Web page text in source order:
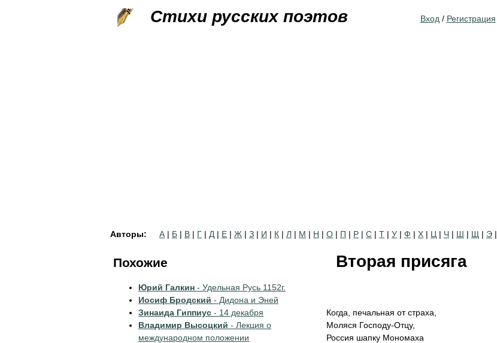
Стихи русских поэтов Вход / Регистрация
Авторы: А | Б | В | Г | Д | Е | Ж | З | И | К | Л | М | Н | О | П | Р | С | Т | У | Ф | Х | Ц | Ч | Ш | Щ | Э |
Вторая присяга
Когда, печальная от страха,
Моляся Господу-Отцу,
Россия шапку Мономаха
Похожие
Юрий Галкин - Удельная Русь 1152г.
Иосиф Бродский - Дидона и Эней
Зинаида Гиппиус - 14 декабря
Владимир Высоцкий - Лекция о
международном положении